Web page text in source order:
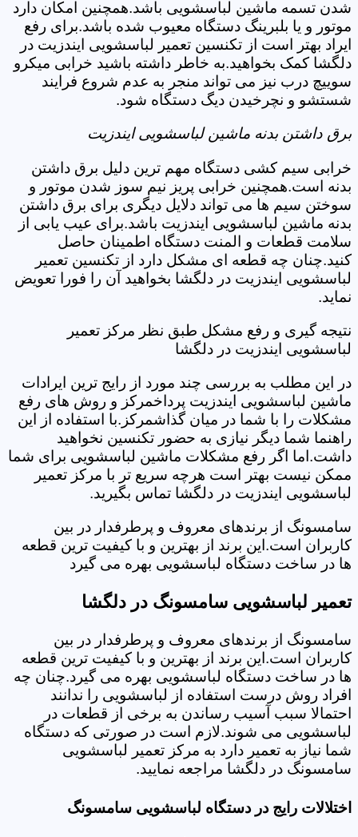
شدن تسمه ماشین لباسشویی باشد.همچنین امکان دارد
موتور و یا بلبرینگ دستگاه معیوب شده باشد.برای رفع
ایراد بهتر است از تکنسین تعمیر لباسشویی ایندزیت در
دلگشا کمک بخواهید.به خاطر داشته باشید خرابی میکرو
سوییچ درب نیز می تواند منجر به عدم شروع فرایند
شستشو و نچرخیدن دیگ دستگاه شود.
برق داشتن بدنه ماشین لباسشویی ایندزیت
خرابی سیم کشی دستگاه مهم ترین دلیل برق داشتن
بدنه است.همچنین خرابی پریز نیم سوز شدن موتور و
سوختن سیم ها می تواند دلایل دیگری برای برق داشتن
بدنه ماشین لباسشویی ایندزیت باشد.برای عیب یابی از
سلامت قطعات و المنت دستگاه اطمینان حاصل
کنید.چنان چه قطعه ای مشکل دارد از تکنسین تعمیر
لباسشویی ایندزیت در دلگشا بخواهید آن را فورا تعویض
نماید.
نتیجه گیری و رفع مشکل طبق نظر مرکز تعمیر
لباسشویی ایندزیت در دلگشا
در این مطلب به بررسی چند مورد از رایج ترین ایرادات
ماشین لباسشویی ایندزیت پرداخمرکز و روش های رفع
مشکلات را با شما در میان گذاشمرکز.با استفاده از این
راهنما شما دیگر نیازی به حضور تکنسین نخواهید
داشت.اما اگر رفع مشکلات ماشین لباسشویی برای شما
ممکن نیست بهتر است هرچه سریع تر با مرکز تعمیر
لباسشویی ایندزیت در دلگشا تماس بگیرید.
سامسونگ از برندهای معروف و پرطرفدار در بین
کاربران است.این برند از بهترین و با کیفیت ترین قطعه
ها در ساخت دستگاه لباسشویی بهره می گیرد
تعمیر لباسشویی سامسونگ در دلگشا
سامسونگ از برندهای معروف و پرطرفدار در بین
کاربران است.این برند از بهترین و با کیفیت ترین قطعه
ها در ساخت دستگاه لباسشویی بهره می گیرد.چنان چه
افراد روش درست استفاده از لباسشویی را ندانند
احتمالا سبب آسیب رساندن به برخی از قطعات در
لباسشویی می شوند.لازم است در صورتی که دستگاه
شما نیاز به تعمیر دارد به مرکز تعمیر لباسشویی
سامسونگ در دلگشا مراجعه نمایید.
اختلالات رایج در دستگاه لباسشویی سامسونگ